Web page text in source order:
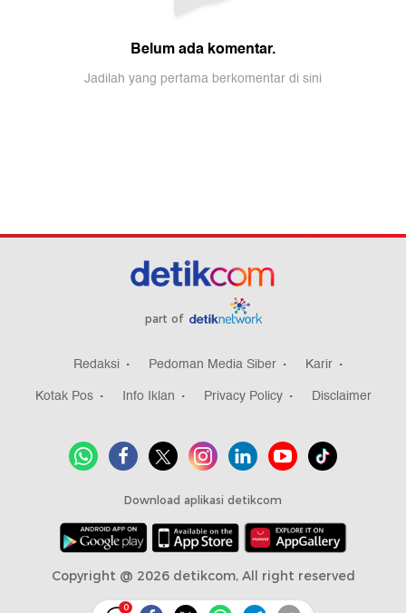
0
part of
Redaksi Pedoman Media Siber
Karir
Kotak Pos
Info Iklan Privacy Policy Disclaimer
Download aplikasi detikcom
Copyright @ 2026 detikcom, All right reserved